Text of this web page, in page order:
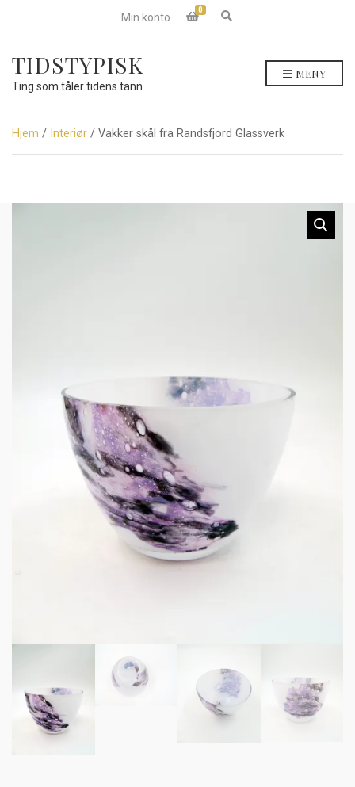
Min konto
0
E
a
r
h
m
TIDSTYPISK
Ting som tåler tidens tann
MENY
Hjem / Interiør / Vakker skål fra Randsfjord Glassverk